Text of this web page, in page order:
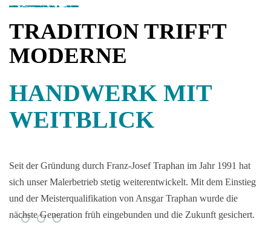
TRADITION TRIFFT
MODERNE
HANDWERK MIT
WEITBLICK
Seit der Gründung durch Franz-Josef Traphan im Jahr 1991 hat
sich unser Malerbetrieb stetig weiterentwickelt. Mit dem Einstieg
und der Meisterqualifikation von Ansgar Traphan wurde die
nächste Generation früh eingebunden und die Zukunft gesichert.